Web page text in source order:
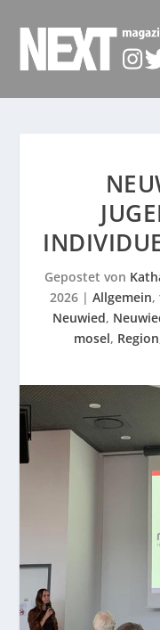
Gepostet von
2026 | Allgemein,
Neuwied,
mosel, Region